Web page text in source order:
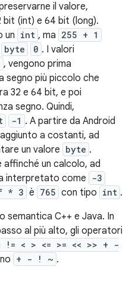
il valore,
(int) e 64 bit (long).
un int , ma 255 + 1
byte 0 . I valori
, vengono prima
segno più piccolo che
32 e 64 bit, e poi
segno. Quindi,
-1 . A partire da Android
a costanti, ad
un valore byte .
un calcolo, ad
interpretato come -3
* 3 è 765 con tipo int .
C++ e Java. In
al più alto, gli operatori
< > <= >= << >> + -
+ - ! ~ .